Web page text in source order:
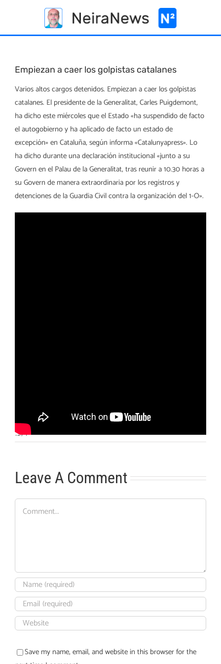
content
Empiezan a caer los golpistas catalanes
Varios altos cargos detenidos. Empiezan a caer los golpistas
catalanes. El presidente de la Generalitat, Carles Puigdemont,
ha dicho este miércoles que el Estado «ha suspendido de facto
el autogobierno y ha aplicado de facto un estado de
excepción» en Cataluña, según informa «Catalunyapress». Lo
ha dicho durante una declaración institucional «junto a su
Govern en el Palau de la Generalitat, tras reunir a 10.30 horas a
su Govern de manera extraordinaria por los registros y
detenciones de la Guardia Civil contra la organización del 1-O».
1:27 |
Leave A Comment
Save my name, email, and website in this browser for the